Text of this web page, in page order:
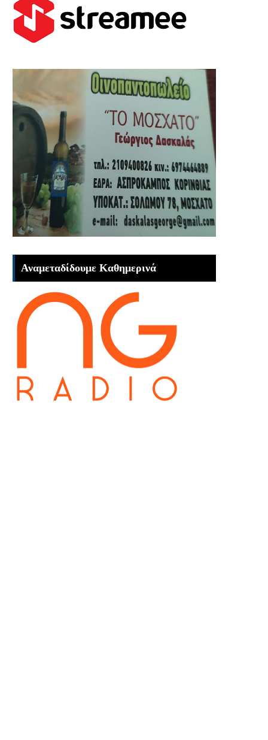
Αναμεταδίδουμε Καθημερινά